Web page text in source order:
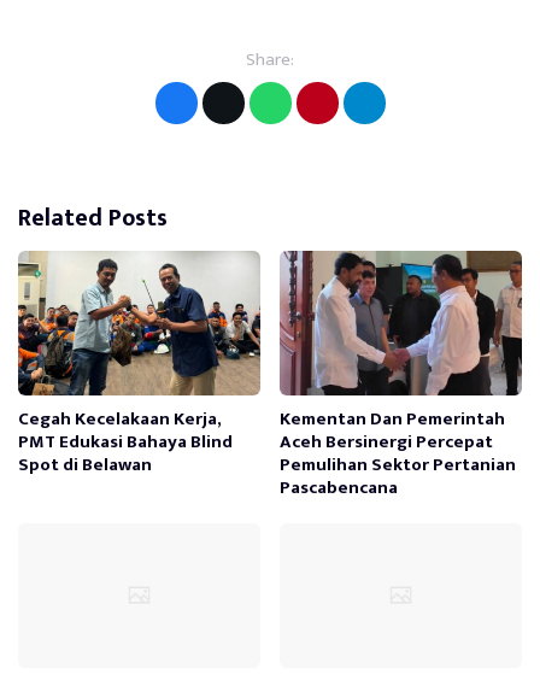
Share:
Related Posts
Cegah Kecelakaan Kerja,
PMT Edukasi Bahaya Blind
Spot di Belawan
Kementan Dan Pemerintah
Aceh Bersinergi Percepat
Pemulihan Sektor Pertanian
Pascabencana